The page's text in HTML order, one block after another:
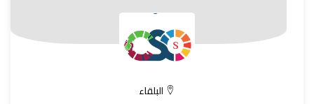
البلقاء